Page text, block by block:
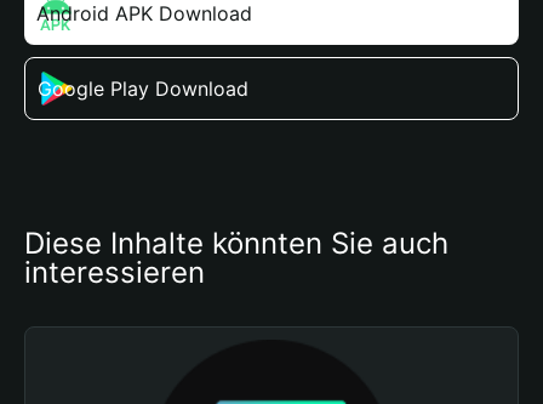
Android APK Download
Google Play Download
Diese Inhalte könnten Sie auch
interessieren